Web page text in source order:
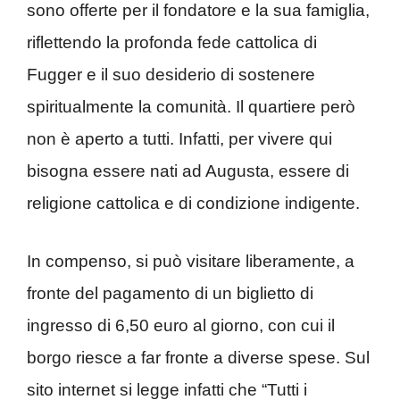
sono offerte per il fondatore e la sua famiglia,
riflettendo la profonda fede cattolica di
Fugger e il suo desiderio di sostenere
spiritualmente la comunità. Il quartiere però
non è aperto a tutti. Infatti, per vivere qui
bisogna essere nati ad Augusta, essere di
religione cattolica e di condizione indigente.
In compenso, si può visitare liberamente, a
fronte del pagamento di un biglietto di
ingresso di 6,50 euro al giorno, con cui il
borgo riesce a far fronte a diverse spese. Sul
sito internet si legge infatti che “Tutti i